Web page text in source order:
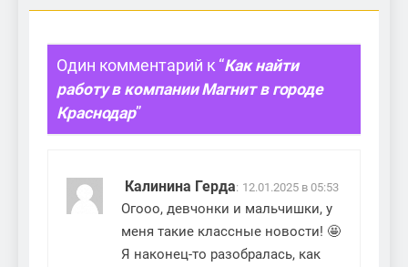
Один комментарий к “Как найти
работу в компании Магнит в городе
Краснодар”
Калинина Герда: 12.01.2025 в 05:53
Огооо, девчонки и мальчишки, у
меня такие классные новости! 🤩
Я наконец-то разобралась, как